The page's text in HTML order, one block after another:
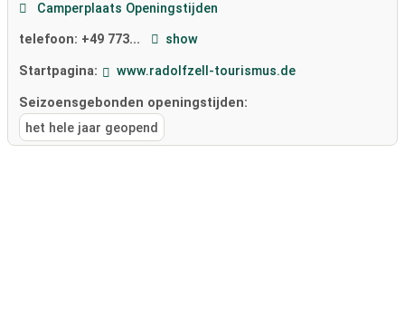
Camperplaats Openingstijden
telefoon: +49 773... show
Startpagina: www.radolfzell-tourismus.de
Seizoensgebonden openingstijden:
het hele jaar geopend